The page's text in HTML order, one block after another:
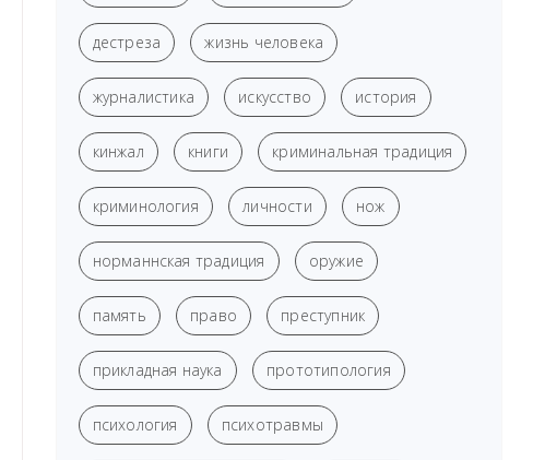
дестреза жизнь человека
журналистика искусство история
кинжал книги криминальная традиция
криминология личности нож
норманнская традиция оружие
память право преступник
прикладная наука прототипология
психология психотравмы